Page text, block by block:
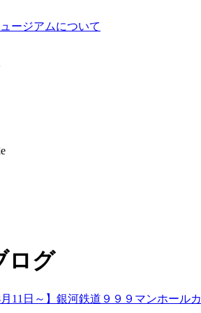
ージアムについて
ログ
月11日～】銀河鉄道９９９マンホール